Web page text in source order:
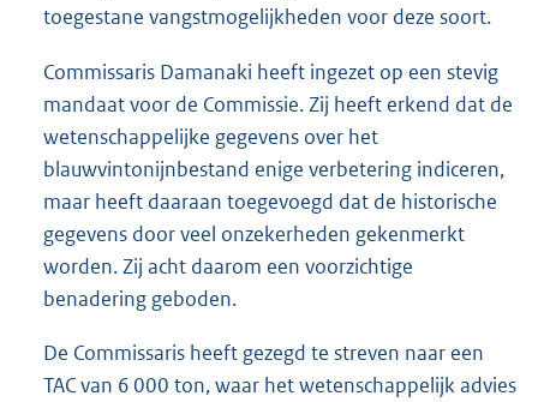
toegestane vangstmogelijkheden voor deze soort.
Commissaris Damanaki heeft ingezet op een stevig
mandaat voor de Commissie. Zij heeft erkend dat de
wetenschappelijke gegevens over het
blauwvintonijnbestand enige verbetering indiceren,
maar heeft daaraan toegevoegd dat de historische
gegevens door veel onzekerheden gekenmerkt
worden. Zij acht daarom een voorzichtige
benadering geboden.
De Commissaris heeft gezegd te streven naar een
TAC van 6 000 ton, waar het wetenschappelijk advies